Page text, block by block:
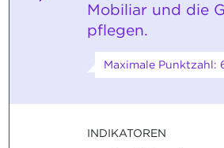
Mobiliar und die
pflegen.
Maximale Punktzahl:
INDIKATOREN